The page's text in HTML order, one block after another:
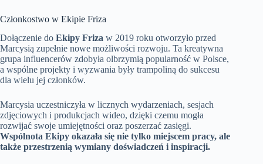
Członkostwo w Ekipie Friza
Dołączenie do Ekipy Friza w 2019 roku otworzyło przed
Marcysią zupełnie nowe możliwości rozwoju. Ta kreatywna
grupa influencerów zdobyła olbrzymią popularność w Polsce,
a wspólne projekty i wyzwania były trampoliną do sukcesu
dla wielu jej członków.
Marcysia uczestniczyła w licznych wydarzeniach, sesjach
zdjęciowych i produkcjach wideo, dzięki czemu mogła
rozwijać swoje umiejętności oraz poszerzać zasięgi.
Wspólnota Ekipy okazała się nie tylko miejscem pracy, ale
także przestrzenią wymiany doświadczeń i inspiracji.